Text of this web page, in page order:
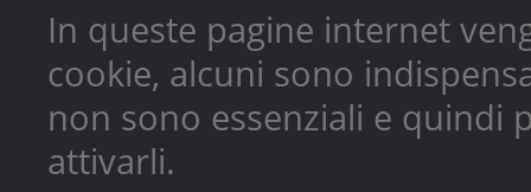
In queste pagine internet
cookie, alcuni sono
non sono essenziali e quindi
attivarli.